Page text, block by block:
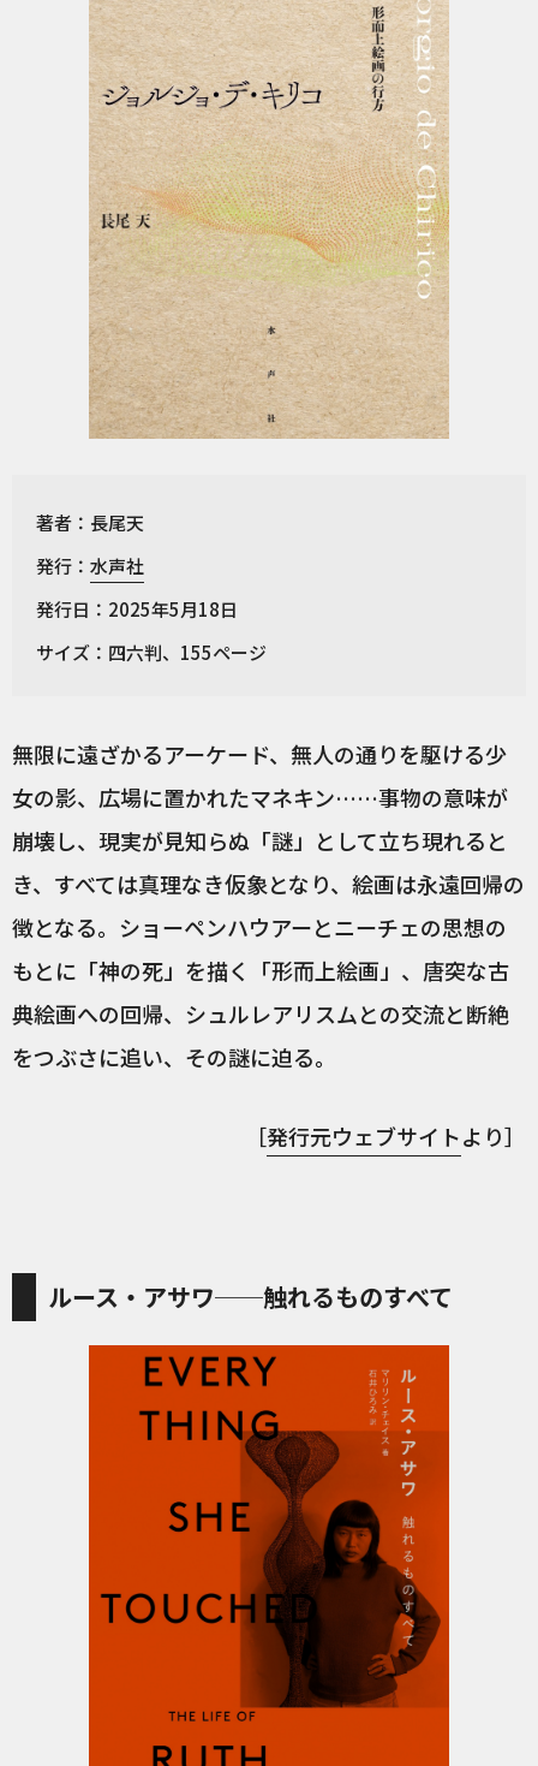
著者：長尾天
発行： 水声社
発行日：2025年5月18日
サイズ：四六判、155ページ
無限に遠ざかるアーケード、無人の通りを駆ける少
女の影、広場に置かれたマネキン……事物の意味が
崩壊し、現実が見知らぬ「謎」として立ち現れると
き、すべては真理なき仮象となり、絵画は永遠回帰の
徴となる。ショーペンハウアーとニーチェの思想の
もとに「神の死」を描く「形而上絵画」、唐突な古
典絵画への回帰、シュルレアリスムとの交流と断絶
をつぶさに追い、その謎に迫る。
［発行元ウェブサイトより］
ルース・アサワ──触れるものすべて